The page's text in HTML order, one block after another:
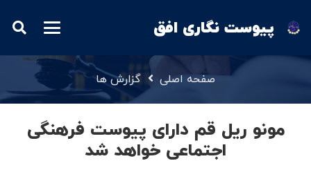
پیوست نگاری افق
صفحه اصلی گزارش ها
مونو ریل قم دارای پیوست فرهنگی
اجتماعی خواهد شد